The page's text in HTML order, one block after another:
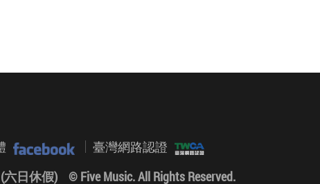
臺灣網路認證
(六日休假)© Five Music. All Rights Reserved.